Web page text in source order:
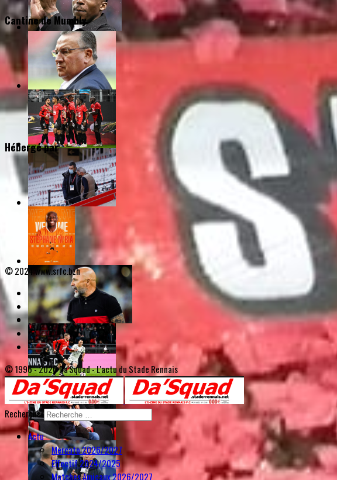
Cantine de Mumbly
Hébergé par
© 2024 www.srfc.bzh
© 1996 - 2026 Da'Squad - L'actu du Stade Rennais
Rechercher
Actu
Mercato 2026/2027
Effectif 2024/2025
Matches Amicaux 2026/2027